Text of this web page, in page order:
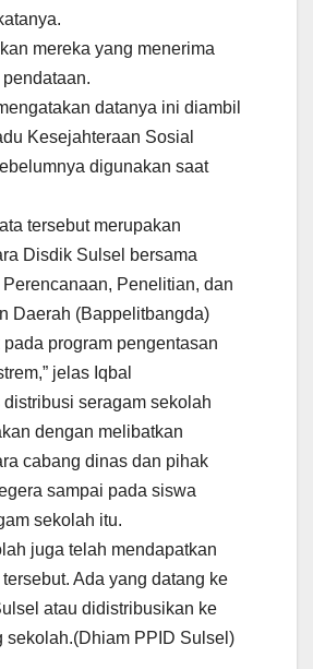
mereka yang menerima
datanya ini diambil
Kesejahteraan Sosial
digunakan saat
tersebut merupakan
Disdik Sulsel bersama
Penelitian, dan
Daerah (Bappelitbangda)
program pengentasan
jelas Iqbal
seragam sekolah
dengan melibatkan
cabang dinas dan pihak
sampai pada siswa
sekolah itu.
juga telah mendapatkan
Ada yang datang ke
atau didistribusikan ke
sekolah.(Dhiam PPID Sulsel)